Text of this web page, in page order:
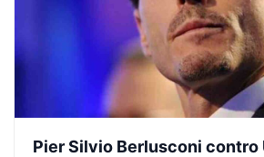
Pier Silvio Berlusconi contro